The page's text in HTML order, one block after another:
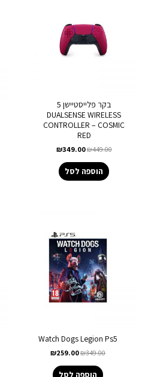
בקר פלייסטיישן 5
DUALSENSE WIRELESS
CONTROLLER – COSMIC
RED
₪449.00
₪349.00
הוספה לסל
Watch Dogs Legion Ps5
₪349.00
₪259.00
הוספה לסל